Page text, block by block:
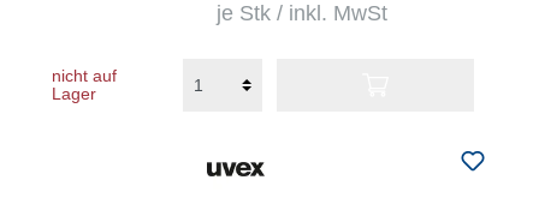
je Stk / inkl. MwSt
nicht auf
Lager